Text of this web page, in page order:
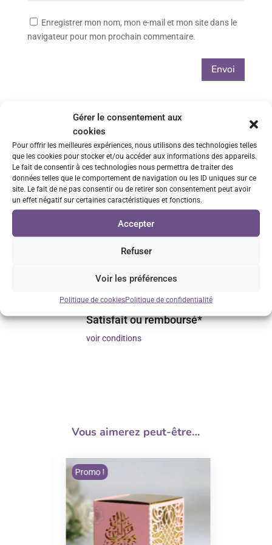
Gérer le consentement aux
cookies
Pour offrir les meilleures expériences, nous utilisons des technologies telles
que les cookies pour stocker et/ou accéder aux informations des appareils.
Le fait de consentir à ces technologies nous permettra de traiter des
données telles que le comportement de navigation ou les ID uniques sur ce
site. Le fait de ne pas consentir ou de retirer son consentement peut avoir
un effet négatif sur certaines caractéristiques et fonctions.
Accepter
Refuser
Voir les préférences
Politique de cookiesPolitique de confidentialité
Enregistrer mon nom, mon e-mail et mon site dans le
navigateur pour mon prochain commentaire.
Envoi
Paiements 100% sécurisés
via CB ou Paypal
Livraison rapide
Envois sous 48h/72h
Retrait GRATUIT sur Vénissieux
sur rendez-vous
Satisfait ou remboursé*
voir conditions
Vous aimerez peut-être…
Promo !